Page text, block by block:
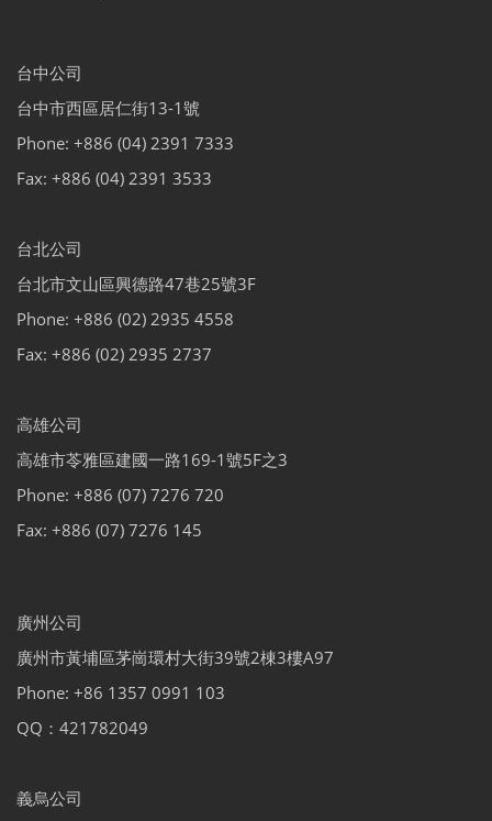
台中公司
台中市西區居仁街13-1號
Phone: +886 (04) 2391 7333
Fax: +886 (04) 2391 3533
台北公司
台北市文山區興德路47巷25號3F
Phone: +886 (02) 2935 4558
Fax: +886 (02) 2935 2737
高雄公司
高雄市苓雅區建國一路169-1號5F之3
Phone: +886 (07) 7276 720
Fax: +886 (07) 7276 145
廣州公司
廣州市黃埔區茅崗環村大街39號2棟3樓A97
Phone: +86 1357 0991 103
QQ：421782049
義烏公司